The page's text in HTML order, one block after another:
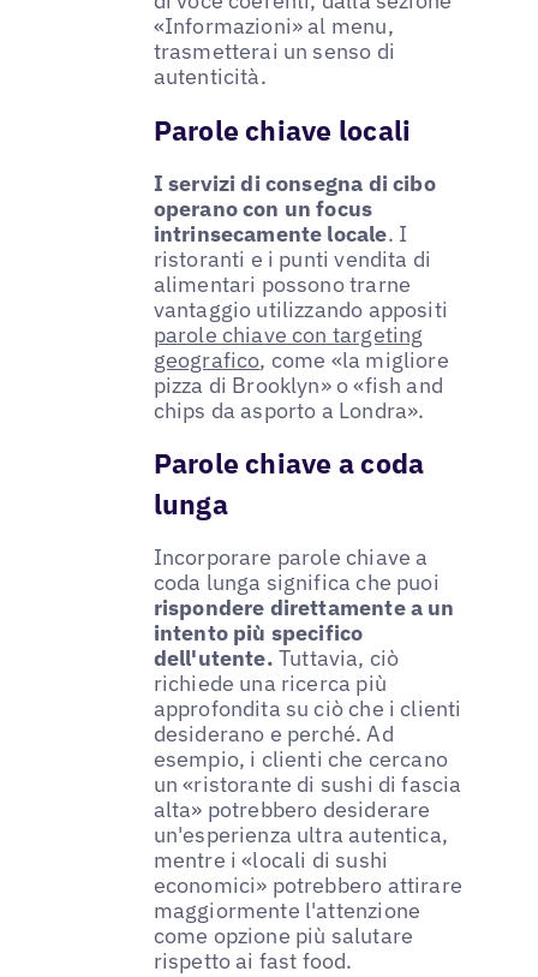
«Informazioni» al menu,
trasmetterai un senso di
autenticità.
Parole chiave locali
I servizi di consegna di cibo
operano con un focus
intrinsecamente locale. I
ristoranti e i punti vendita di
alimentari possono trarne
vantaggio utilizzando appositi
parole chiave con targeting
geografico, come «la migliore
pizza di Brooklyn» o «fish and
chips da asporto a Londra».
Parole chiave a coda
lunga
Incorporare parole chiave a
coda lunga significa che puoi
rispondere direttamente a un
intento più specifico
dell'utente. Tuttavia, ciò
richiede una ricerca più
approfondita su ciò che i clienti
desiderano e perché. Ad
esempio, i clienti che cercano
un «ristorante di sushi di fascia
alta» potrebbero desiderare
un'esperienza ultra autentica,
mentre i «locali di sushi
economici» potrebbero attirare
maggiormente l'attenzione
come opzione più salutare
rispetto ai fast food.